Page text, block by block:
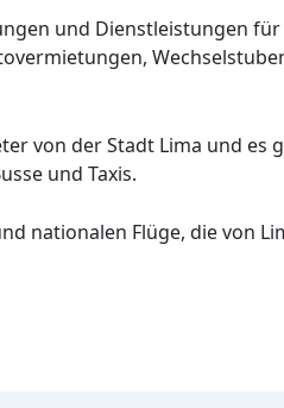
und Dienstleistungen
von der Stadt Lima und
und Taxis.
nationalen Flüge, die von